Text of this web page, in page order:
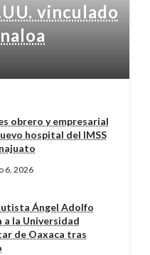
vinculado
obrero y empresarial
hospital del IMSS
6, 2026
Ángel Adolfo
a la Universidad
de Oaxaca tras